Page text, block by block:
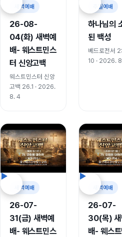
새벽예배
26-08-
04(화) 새벽예
배- 웨스트민스
터 신앙고백
웨스트민스터 신앙
고백 26.1 · 2026.
8. 4
주일예배
하나님의
된 백성
베드로전서
10 · 2026.
새벽예배
26-07-
31(금) 새벽예
배- 웨스트민스
새벽예배
26-07-
30(목) 새
배- 웨스